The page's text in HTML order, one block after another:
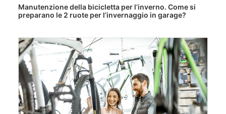
Manutenzione della bicicletta per l’inverno. Come si
preparano le 2 ruote per l’invernaggio in garage?